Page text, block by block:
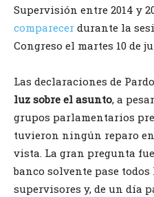
Supervisión entre 2014 y
comparecer durante la
Congreso el martes 10 de
Las declaraciones de Pardo
luz sobre el asunto, a
grupos parlamentarios
tuvieron ningún reparo
vista. La gran pregunta
banco solvente pase
supervisores y, de un día